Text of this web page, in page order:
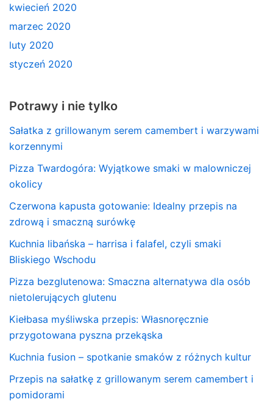
kwiecień 2020
marzec 2020
luty 2020
styczeń 2020
Potrawy i nie tylko
Sałatka z grillowanym serem camembert i warzywami
korzennymi
Pizza Twardogóra: Wyjątkowe smaki w malowniczej
okolicy
Czerwona kapusta gotowanie: Idealny przepis na
zdrową i smaczną surówkę
Kuchnia libańska – harrisa i falafel, czyli smaki
Bliskiego Wschodu
Pizza bezglutenowa: Smaczna alternatywa dla osób
nietolerujących glutenu
Kiełbasa myśliwska przepis: Własnoręcznie
przygotowana pyszna przekąska
Kuchnia fusion – spotkanie smaków z różnych kultur
Przepis na sałatkę z grillowanym serem camembert i
pomidorami